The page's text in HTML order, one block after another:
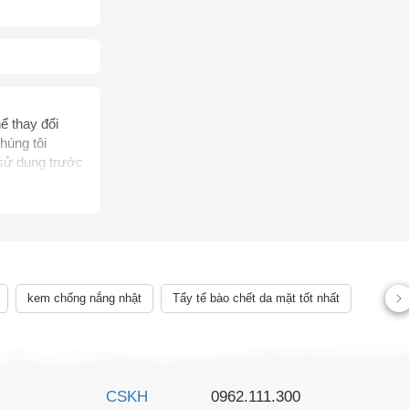
thay đổi
tôi
dụng trước
thể
về sản
kem chống nắng nhật Tẩy tế bào chết da mặt tốt nhất
CSKH 0962.111.300